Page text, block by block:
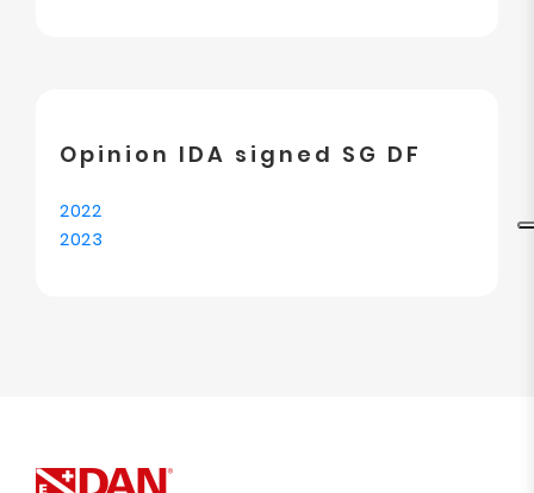
Opinion IDA signed SG DF
2022
2023